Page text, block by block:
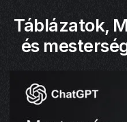
Táblázatok,
és